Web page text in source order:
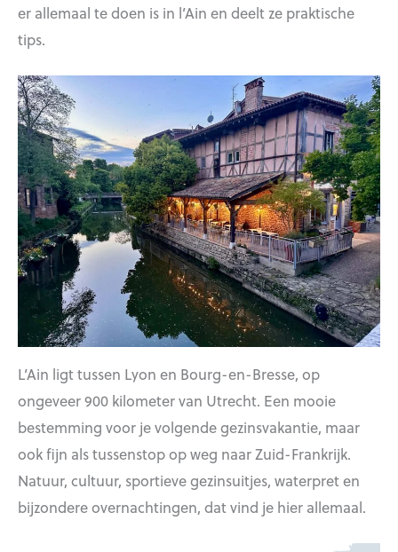
er allemaal te doen is in l’Ain en deelt ze praktische
tips.
L’Ain ligt tussen Lyon en Bourg-en-Bresse, op
ongeveer 900 kilometer van Utrecht. Een mooie
bestemming voor je volgende gezinsvakantie, maar
ook fijn als tussenstop op weg naar Zuid-Frankrijk.
Natuur, cultuur, sportieve gezinsuitjes, waterpret en
bijzondere overnachtingen, dat vind je hier allemaal.